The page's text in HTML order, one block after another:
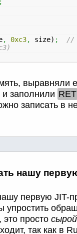
, 0xc3, size) ;
//
выравняли
заполнили RET
записать в
нашу
первую JIT-
упростить
просто сырой
так как в